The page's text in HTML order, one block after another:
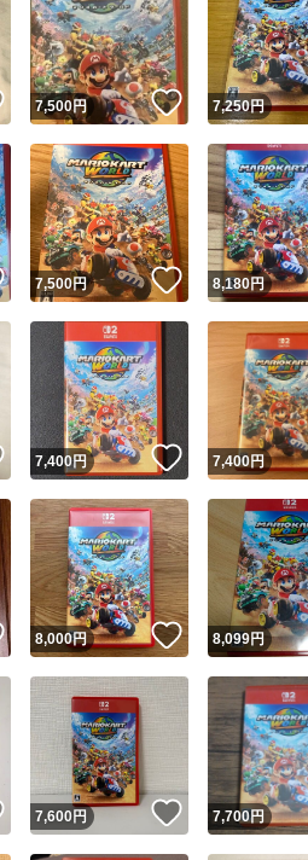
ユーザ
Yahoo!フリマが定めた一定の基準を満
安心取引出品者
安心取引出品者 Yahoo!フリマ
取引実績
この商品
商品画像の 無断転載は禁止され
いいね！
7,500円 いいね！
7,250円
いいね！
7,500円 いいね！
8,180円
いいね！
7,400円 いいね！
7,400円
いいね！
8,000円 いいね！
8,099円
いいね！
7,600円 いいね！
7,700円